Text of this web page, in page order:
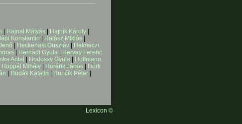
Hajnal Mátyás Hajnik Károly
Konstantin Halász Miklós
Heckenast Gusztáv
Helmeczi
Hernádi Gyula
Hervay Ferenc
Antal Hodossy Gyula
Hoffmann
Hoppál Mihály Horárik János
Hörk
Hudák Katalin Hunčík Péter
Lexicon ©